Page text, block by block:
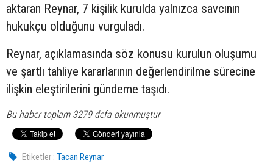
aktaran Reynar, 7 kişilik kurulda yalnızca savcının
hukukçu olduğunu vurguladı.
Reynar, açıklamasında söz konusu kurulun oluşumu
ve şartlı tahliye kararlarının değerlendirilme sürecine
ilişkin eleştirilerini gündeme taşıdı.
Bu haber toplam 3279 defa okunmuştur
Etiketler : Tacan Reynar